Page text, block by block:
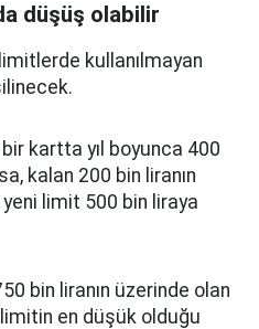
düşüş olabilir
kullanılmayan
kartta yıl boyunca 400
kalan 200 bin liranın
limit 500 bin liraya
bin liranın üzerinde olan
en düşük olduğu